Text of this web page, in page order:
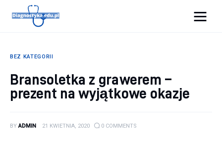
Diagnostyka.edu.pl
Profilaktyka
BEZ KATEGORII
Bransoletka z grawerem –
prezent na wyjątkowe okazje
BY ADMIN 21 KWIETNIA, 2020 0 COMMENTS